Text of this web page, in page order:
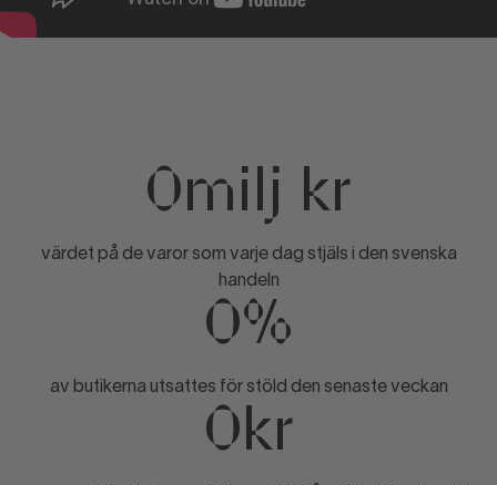
0milj kr
värdet på de varor som varje dag stjäls i den svenska
handeln
0%
av butikerna utsattes för stöld den senaste veckan
0kr